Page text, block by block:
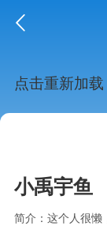
点击重新加载
小禹宇鱼
简介：这个人很懒